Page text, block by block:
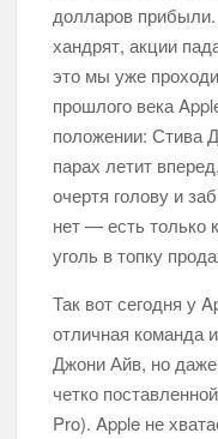
долларов
хандрят, акции
это мы уже
прошлого века
положении: Стива
парах летит
очертя голову и
нет — есть только
уголь в топку
Так вот сегодня у
отличная команда
Джони Айв, но
четко
Pro). Apple не